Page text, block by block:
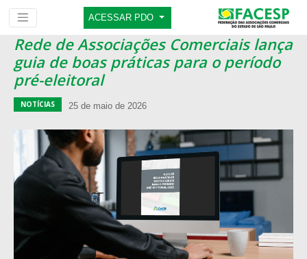
ACESSAR PDO
Rede de Associações Comerciais lança
guia de boas práticas para o período
pré-eleitoral
NOTÍCIAS 25 de maio de 2026